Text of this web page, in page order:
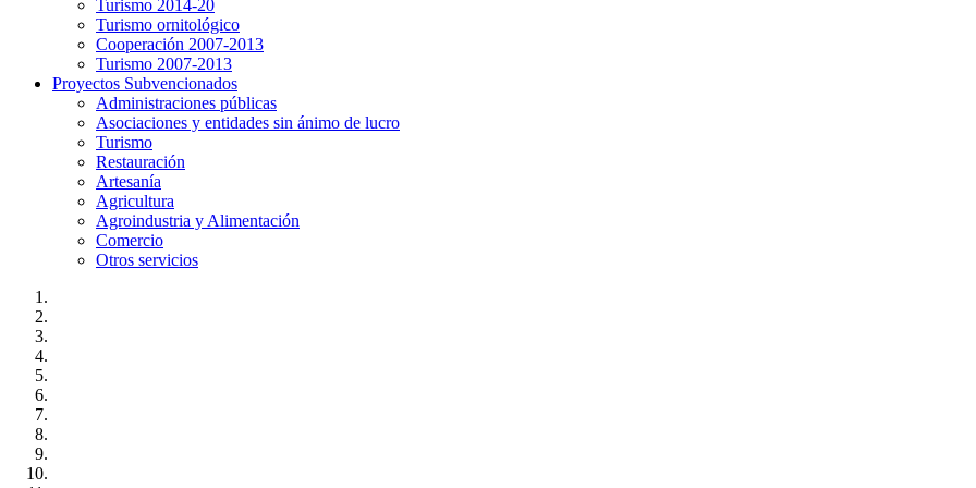
Turismo 2014-20
Turismo ornitológico
Cooperación 2007-2013
Turismo 2007-2013
Proyectos Subvencionados
Administraciones públicas
Asociaciones y entidades sin ánimo de lucro
Turismo
Restauración
Artesanía
Agricultura
Agroindustria y Alimentación
Comercio
Otros servicios